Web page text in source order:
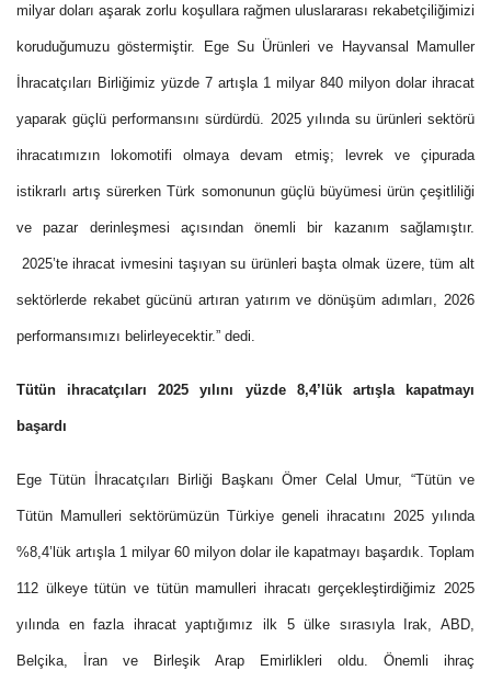
milyar doları aşarak zorlu koşullara rağmen uluslararası rekabetçiliğimizi
koruduğumuzu göstermiştir. Ege Su Ürünleri ve Hayvansal Mamuller
İhracatçıları Birliğimiz yüzde 7 artışla 1 milyar 840 milyon dolar ihracat
yaparak güçlü performansını sürdürdü. 2025 yılında su ürünleri sektörü
ihracatımızın lokomotifi olmaya devam etmiş; levrek ve çipurada
istikrarlı artış sürerken Türk somonunun güçlü büyümesi ürün çeşitliliği
ve pazar derinleşmesi açısından önemli bir kazanım sağlamıştır.
2025’te ihracat ivmesini taşıyan su ürünleri başta olmak üzere, tüm alt
sektörlerde rekabet gücünü artıran yatırım ve dönüşüm adımları, 2026
performansımızı belirleyecektir.” dedi.
Tütün ihracatçıları 2025 yılını yüzde 8,4’lük artışla kapatmayı
başardı
Ege Tütün İhracatçıları Birliği Başkanı Ömer Celal Umur, “Tütün ve
Tütün Mamulleri sektörümüzün Türkiye geneli ihracatını 2025 yılında
%8,4’lük artışla 1 milyar 60 milyon dolar ile kapatmayı başardık. Toplam
112 ülkeye tütün ve tütün mamulleri ihracatı gerçekleştirdiğimiz 2025
yılında en fazla ihracat yaptığımız ilk 5 ülke sırasıyla Irak, ABD,
Belçika, İran ve Birleşik Arap Emirlikleri oldu. Önemli ihraç